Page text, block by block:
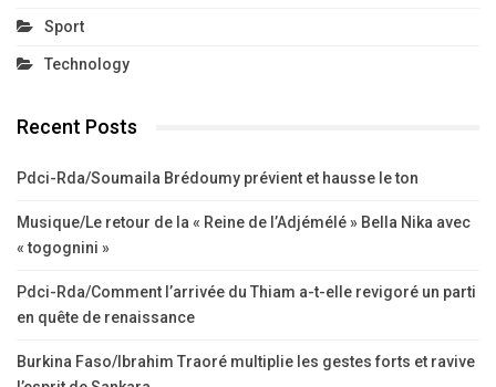
Sport
Technology
Recent Posts
Pdci-Rda/Soumaila Brédoumy prévient et hausse le ton
Musique/Le retour de la « Reine de l’Adjémélé » Bella Nika avec
« togognini »
Pdci-Rda/Comment l’arrivée du Thiam a-t-elle revigoré un parti
en quête de renaissance
Burkina Faso/Ibrahim Traoré multiplie les gestes forts et ravive